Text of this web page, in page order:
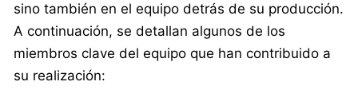
sino también en el equipo detrás de su producción.
A continuación, se detallan algunos de los
miembros clave del equipo que han contribuido a
su realización: